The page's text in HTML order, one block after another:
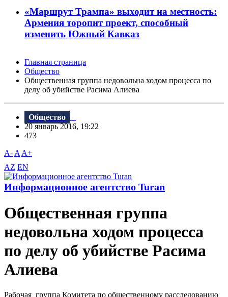
«Маршрут Трампа» выходит на местность:
Армения торопит проект, способный
изменить Южный Кавказ
Главная страница
Общество
Общественная группа недовольна ходом процесса по
делу об убийстве Расима Алиева
Общество
20 январь 2016, 19:22
473
A- A A+
AZ EN
Информационное агентство Turan
Общественная группа
недовольна ходом процесса
по делу об убийстве Расима
Алиева
Рабочая группа Комитета по общественному расследованию